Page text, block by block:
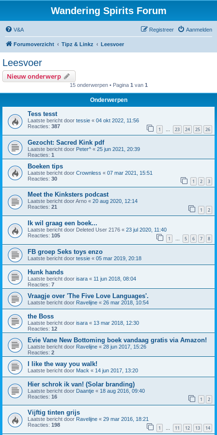
Wandering Spirits Forum
V&A Aanmelden
Registreer
Forumoverzicht Tipz & Linkz Leesvoer
Leesvoer
Nieuw onderwerp
15 onderwerpen • Pagina 1 van 1
Onderwerpen
Tess tesst
Laatste bericht door tessie « 04 okt 2022, 11:56
Reacties: 387 1 … 23 24 25 26
Gezocht: Sacred Kink pdf
Laatste bericht door Peter^ « 25 jun 2021, 20:39
Reacties: 1
Boeken tips
Laatste bericht door Crownless « 07 mar 2021, 15:51
Reacties: 30 1 2 3
Meet the Kinksters podcast
Laatste bericht doorArno « 20 aug 2020, 12:14
Reacties: 21 1 2
Ik wil graag een boek...
Laatste bericht door Deleted User 2176 « 23 jul 2020, 11:40
Reacties: 105 1 … 5 6 7 8
FB groep Seks toys enzo
Laatste bericht door tessie « 05 mar 2019, 20:18
Hunk hands
Laatste bericht door isara « 11 jun 2018, 08:04
Reacties: 7
Vraagje over 'The Five Love Languages'.
Laatste bericht door Ravelijne « 26 mar 2018, 10:54
the Boss
Laatste bericht door isara « 13 mar 2018, 12:30
Reacties: 12
Evie Vane New Bottoming boek vandaag gratis via Amazon!
Laatste bericht door Ravelijne « 28 jun 2017, 15:26
Reacties: 2
I like the way you walk!
Laatste bericht door Mack « 14 jun 2017, 13:20
Hier schrok ik van! (Solar branding)
Laatste bericht door Daantje « 18 aug 2016, 09:40
Reacties: 16 1 2
Vijftig tinten grijs
Laatste bericht door Ravelijne « 29 mar 2016, 18:21
Reacties: 198 1 … 11 12 13 14